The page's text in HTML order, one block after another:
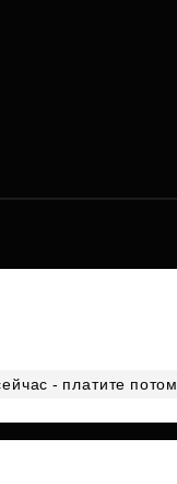
- платите потом